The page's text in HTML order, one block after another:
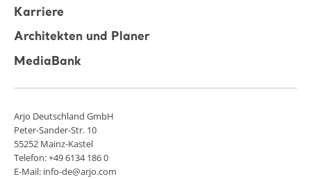
Karriere
Architekten und Planer
MediaBank
Arjo Deutschland GmbH
Peter-Sander-Str. 10
55252 Mainz-Kastel
Telefon: +49 6134 186 0
E-Mail: info-de@arjo.com